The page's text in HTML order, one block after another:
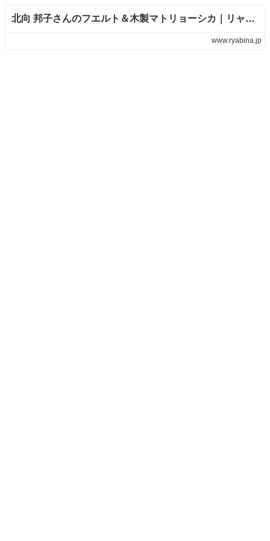
北向 邦子さんのフエルト＆木製マトリョーシカ｜リャビーナ【マトリョーシカ・ロシア・ヨーロッパ・日本の雑貨 販売/通販】
www.ryabina.jp